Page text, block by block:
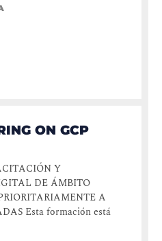
ON GCP
Y
DE ÁMBITO
A
Esta formación está